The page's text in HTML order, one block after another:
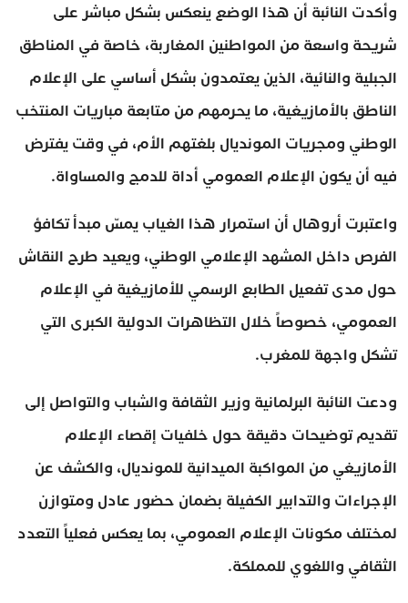
وأكدت النائبة أن هذا الوضع ينعكس بشكل مباشر على
شريحة واسعة من المواطنين المغاربة، خاصة في المناطق
الجبلية والنائية، الذين يعتمدون بشكل أساسي على الإعلام
الناطق بالأمازيغية، ما يحرمهم من متابعة مباريات المنتخب
الوطني ومجريات المونديال بلغتهم الأم، في وقت يفترض
فيه أن يكون الإعلام العمومي أداة للدمج والمساواة.
واعتبرت أروهال أن استمرار هذا الغياب يمسّ مبدأ تكافؤ
الفرص داخل المشهد الإعلامي الوطني، ويعيد طرح النقاش
حول مدى تفعيل الطابع الرسمي للأمازيغية في الإعلام
العمومي، خصوصاً خلال التظاهرات الدولية الكبرى التي
تشكل واجهة للمغرب.
ودعت النائبة البرلمانية وزير الثقافة والشباب والتواصل إلى
تقديم توضيحات دقيقة حول خلفيات إقصاء الإعلام
الأمازيغي من المواكبة الميدانية للمونديال، والكشف عن
الإجراءات والتدابير الكفيلة بضمان حضور عادل ومتوازن
لمختلف مكونات الإعلام العمومي، بما يعكس فعلياً التعدد
الثقافي واللغوي للمملكة.